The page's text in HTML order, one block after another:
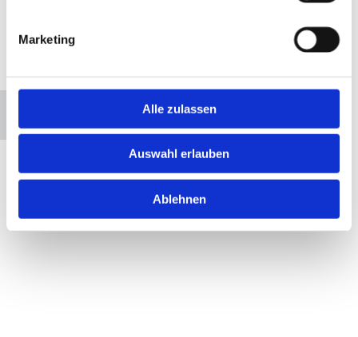
Marketing
Alle zulassen
Auswahl erlauben
Ablehnen
Bitte akzeptieren Sie Marketing-Cookies, um
diese Karte anzuzeigen.
Accept cookies